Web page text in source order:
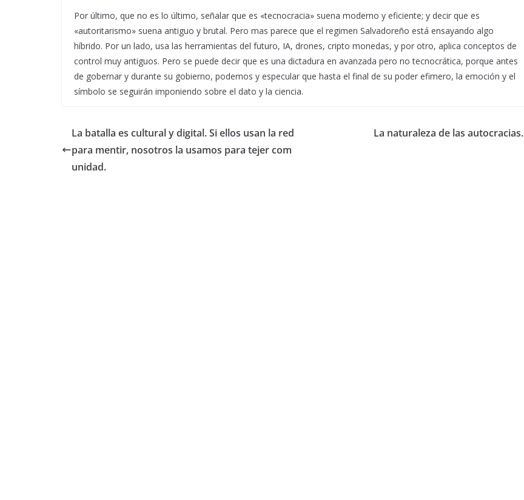
Por último, que no es lo último, señalar que es «tecnocracia» suena moderno y eficiente; y decir que es
«autoritarismo» suena antiguo y brutal. Pero mas parece que el regimen Salvadoreño está ensayando algo
híbrido. Por un lado, usa las herramientas del futuro, IA, drones, cripto monedas, y por otro, aplica conceptos de
control muy antiguos. Pero se puede decir que es una dictadura en avanzada pero no tecnocrática, porque antes
de gobernar y durante su gobierno, podemos y especular que hasta el final de su poder efimero, la emoción y el
símbolo se seguirán imponiendo sobre el dato y la ciencia.
La batalla es cultural y digital. Si ellos usan la red
para mentir, nosotros la usamos para tejer com
unidad.
La naturaleza de las autocracias.